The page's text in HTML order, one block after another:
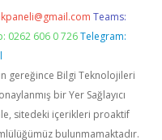
Teams:
0262 606 0 726 Telegram:
gereğince Bilgi Teknolojileri
bir Yer Sağlayıcı
sitedeki içerikleri proaktif
bulunmamaktadır.